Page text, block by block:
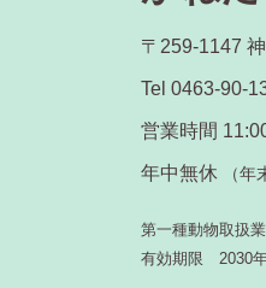
〒259-1147
Tel 0463-90-
営業時間
年中無休 （
第一種動物取扱
有効期限 2030